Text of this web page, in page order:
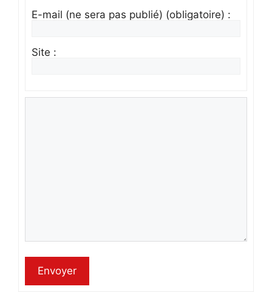
E-mail (ne sera pas publié) (obligatoire) :
Site :
Envoyer